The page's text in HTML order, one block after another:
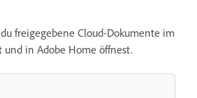
freigegebene Cloud-Dokumente im
und in Adobe Home öffnest.